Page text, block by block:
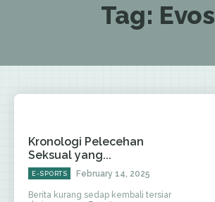
Tag: Evos
Kronologi Pelecehan
Seksual yang...
E-SPORTS February 14, 2025
Berita kurang sedap kembali tersiar